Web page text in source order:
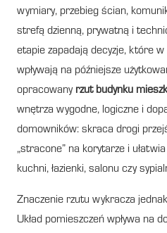
wymiary, przebieg ścian,
strefą dzienną, prywatną i
etapie zapadają decyzje, które
wpływają na późniejsze
opracowany rzut budynku
wnętrza wygodne, logiczne i
domowników: skraca drogi
„stracone” na korytarze i
kuchni, łazienki, salonu czy
Znaczenie rzutu wykracza
Układ pomieszczeń wpływa na